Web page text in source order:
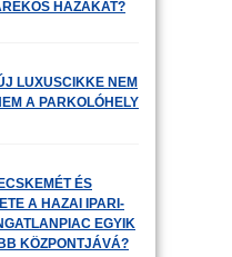
HÁZAKAT?
LUXUSCIKKE NEM
A PARKOLÓHELY
ÉS
A HAZAI IPARI-
EGYIK
KÖZPONTJÁVÁ?